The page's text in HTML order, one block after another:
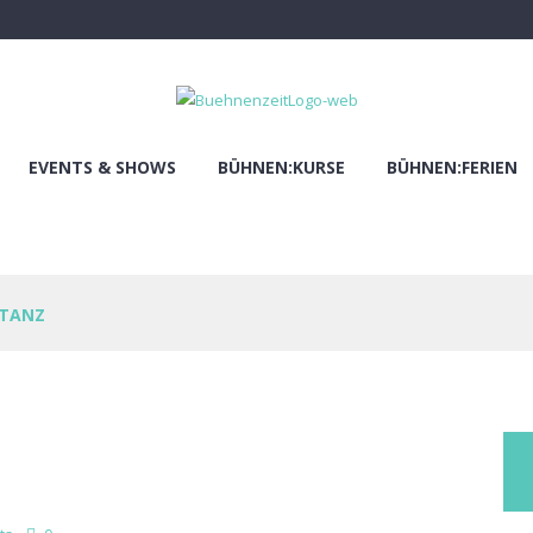
EVENTS & SHOWS BÜHNEN:KURSE BÜHNEN:FERIEN